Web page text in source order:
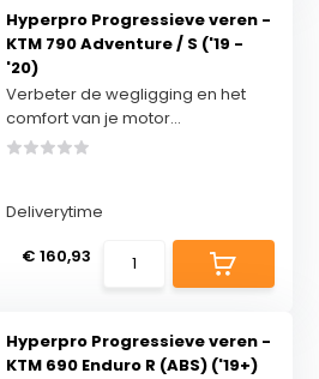
Hyperpro Progressieve veren -
KTM 790 Adventure / S ('19 -
'20)
Verbeter de wegligging en het
comfort van je motor...
Deliverytime
€ 160,93
Hyperpro Progressieve veren -
KTM 690 Enduro R (ABS) ('19+)